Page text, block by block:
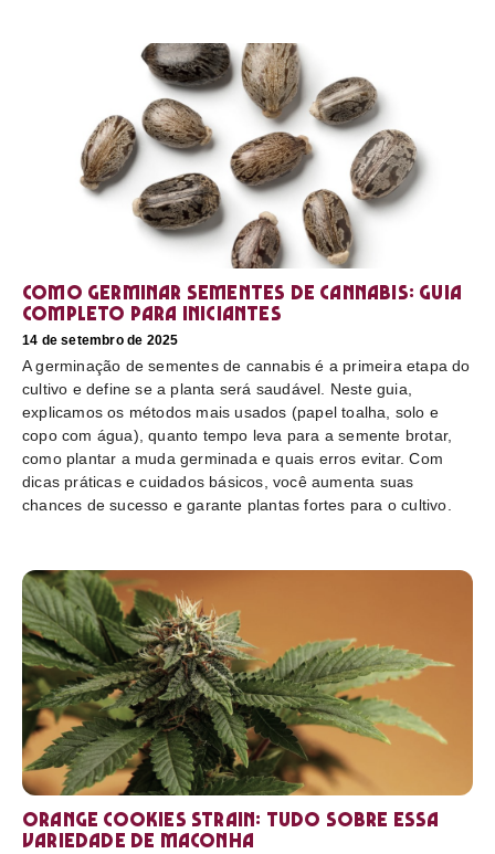
Como germinar sementes de cannabis: guia
completo para iniciantes
14 de setembro de 2025
A germinação de sementes de cannabis é a primeira etapa do
cultivo e define se a planta será saudável. Neste guia,
explicamos os métodos mais usados (papel toalha, solo e
copo com água), quanto tempo leva para a semente brotar,
como plantar a muda germinada e quais erros evitar. Com
dicas práticas e cuidados básicos, você aumenta suas
chances de sucesso e garante plantas fortes para o cultivo.
Orange Cookies strain: tudo sobre essa
variedade de maconha